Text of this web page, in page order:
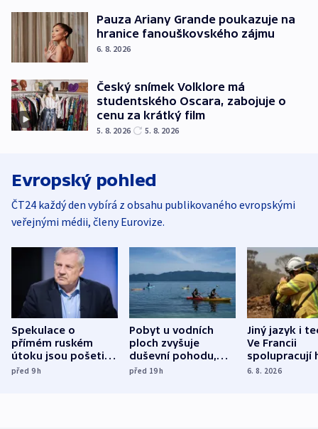
Pauza Ariany Grande poukazuje na
hranice fanouškovského zájmu
6. 8. 2026
Český snímek Volklore má
studentského Oscara, zabojuje o
cenu za krátký film
5. 8. 2026 5. 8. 2026
Evropský pohled
ČT24 každý den vybírá z obsahu publikovaného evropskými
veřejnými médii, členy Eurovize.
Spekulace o
přímém ruském
útoku jsou pošetilé,
míní estonský
před 9h
Pobyt u vodních
ploch zvyšuje
duševní pohodu,
ukázala
před 19h
Jiný jazyk i
Ve Francii
spolupracují
různých zemí
6. 8. 2026